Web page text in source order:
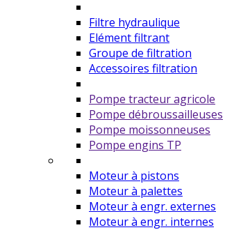
Filtre hydraulique
Elément filtrant
Groupe de filtration
Accessoires filtration
Pompe tracteur agricole
Pompe débroussailleuses
Pompe moissonneuses
Pompe engins TP
Moteur à pistons
Moteur à palettes
Moteur à engr. externes
Moteur à engr. internes